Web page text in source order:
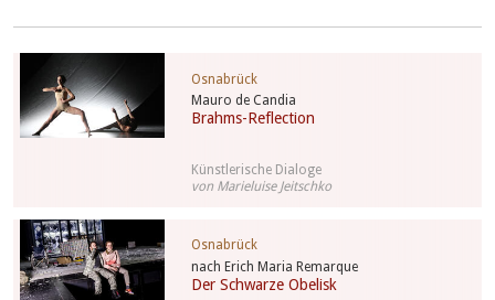
Mauro de Candia
Brahms-Reflection
Osnabrück
Künstlerische Dialoge
von Marieluise Jeitschko
nach Erich Maria Remarque
Der Schwarze Obelisk
Osnabrück